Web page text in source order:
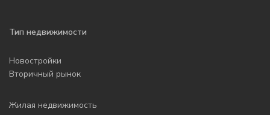
Тип недвижимости
Новостройки
Вторичный рынок
Жилая недвижимость